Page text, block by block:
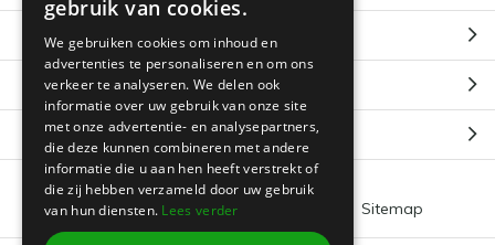
Mijn account
Categorieën
Contact
Algemene voorwaarden Sitemap
gebruik van cookies.
We gebruiken cookies om inhoud en
advertenties te personaliseren en om ons
verkeer te analyseren. We delen ook
informatie over uw gebruik van onze site
met onze advertentie- en analysepartners,
die deze kunnen combineren met andere
informatie die u aan hen heeft verstrekt of
die zij hebben verzameld door uw gebruik
van hun diensten. Lees verder